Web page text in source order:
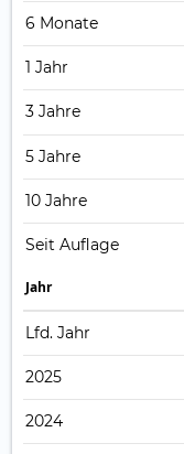
6 Monate
1 Jahr
3 Jahre
5 Jahre
10 Jahre
Seit Auflage
Jahr
Lfd. Jahr
2025
2024